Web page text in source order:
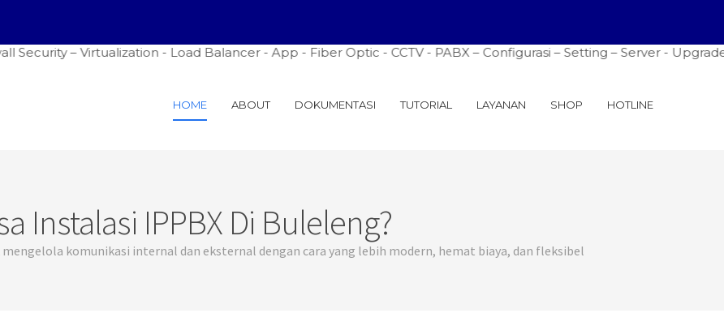
Virtualization - Load Balancer - App - Fiber Optic - CCTV - PABX – Configurasi – Setting – Server - Upgrade
HOME ABOUT DOKUMENTASI TUTORIAL LAYANAN SHOP HOTLINE
Instalasi IPPBX Di Buleleng?
komunikasi internal dan eksternal dengan cara yang lebih modern, hemat biaya, dan fleksibel